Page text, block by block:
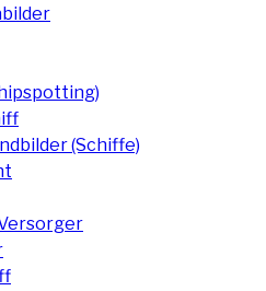
(Schiffe)